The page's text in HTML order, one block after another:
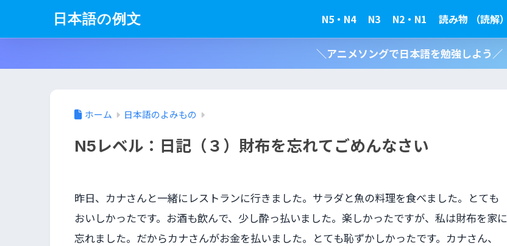
日本語の例文 N5・N4 N3 N2・N1 読み物 （読解）
＼アニメソングで日本語を勉強しよう／
ホーム 日本語のよみもの
N5レベル：日記（３）財布を忘れてごめんなさい
昨日、カナさんと一緒にレストランに行きました。サラダと魚の料理を食べました。とても
おいしかったです。お酒も飲んで、少し酔っ払いました。楽しかったですが、私は財布を家に
忘れました。だからカナさんがお金を払いました。とても恥ずかしかったです。カナさん、